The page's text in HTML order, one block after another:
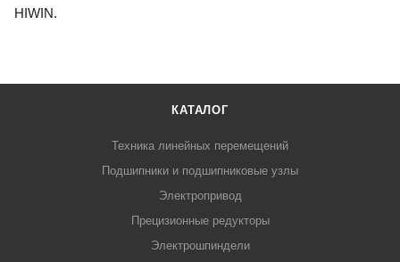
HIWIN.
КАТАЛОГ
Техника линейных перемещений
Подшипники и подшипниковые узлы
Электропривод
Прецизионные редукторы
Электрошпиндели